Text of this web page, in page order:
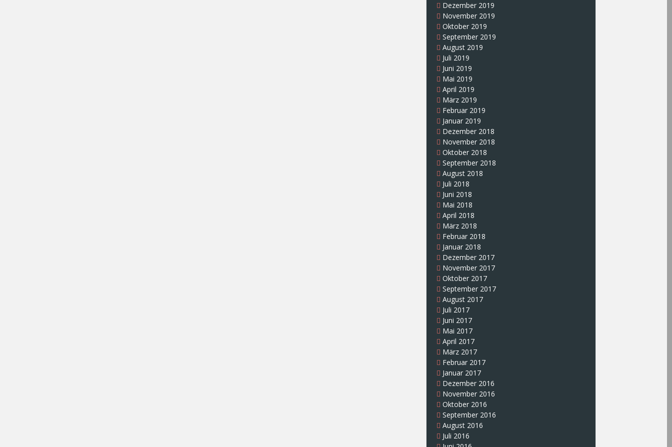
Dezember 2019
November 2019
Oktober 2019
September 2019
August 2019
Juli 2019
Juni 2019
Mai 2019
April 2019
März 2019
Februar 2019
Januar 2019
Dezember 2018
November 2018
Oktober 2018
September 2018
August 2018
Juli 2018
Juni 2018
Mai 2018
April 2018
März 2018
Februar 2018
Januar 2018
Dezember 2017
November 2017
Oktober 2017
September 2017
August 2017
Juli 2017
Juni 2017
Mai 2017
April 2017
März 2017
Februar 2017
Januar 2017
Dezember 2016
November 2016
Oktober 2016
September 2016
August 2016
Juli 2016